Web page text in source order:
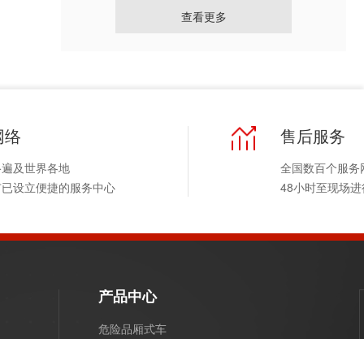
查看更多
及世界各地
设立便捷的服务中心
售后服务
全国数百个服务
48小时至现场
产品中心
危险品厢式车